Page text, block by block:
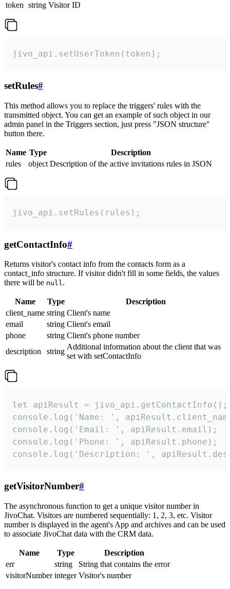
token string Visitor ID
jivo_api.setUserToken(token);
setRules#
This method allows you to replace the triggers' rules with the
transmitted object. You can get an example of such object in our
admin panel in the Triggers section, just press "JSON structure"
button there.
Name Type
Description
rules
object Description of the active invitations rules in JSON
jivo_api.setRules(rules);
getContactInfo#
Returns visitor's contact info from the contacts form as a
contact_info structure. If visitor didn't fill in some fields, the values
there will be null.
Name Type
Description
client_name string Client's name
email
string Client's email
phone
string Client's phone number
description
string
Additional information about the client that was
set with setContactInfo
let apiResult = jivo_api.getContactInfo();
console.log('Name: ',
console.log('Email: ', apiResult.email);
console.log('Phone: ', apiResult.phone);
console.log('Description: ',
getVisitorNumber#
The asynchronous function to get a unique visitor number in
JivoChat. Visitors are numbered sequentially: 1, 2, 3, etc. Visitor
number is displayed in the agent's App and archives and can be used
to associate JivoChat data with the CRM data.
Name Type
Description
err
string
String that contains the error
visitorNumber integer Visitor's number